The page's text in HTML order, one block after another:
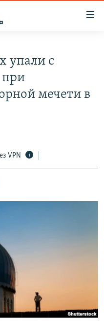
упали с
при
мечети в
VPN